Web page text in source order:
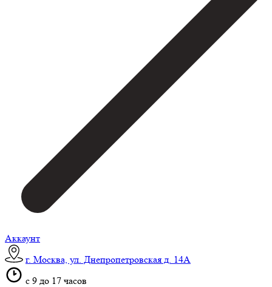
Аккаунт
г. Москва, ул. Днепропетровская д. 14А
c 9 до 17 часов